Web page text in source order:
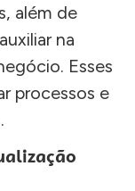
além de
na
Esses
processos e